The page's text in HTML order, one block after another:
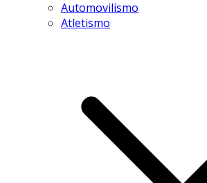
Automovilismo
Atletismo